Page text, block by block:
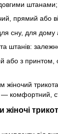
штанами;
прямий або
сну, для дому
штанів:
або з принтом,
комфортний,
жіночі